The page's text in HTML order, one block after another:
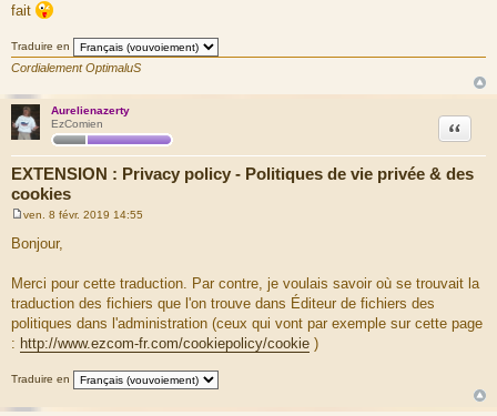
fait
Traduire en
Cordialement OptimaluS
Aurelienazerty
EzComien
EXTENSION : Privacy policy - Politiques de vie privée & des
cookies
Citation
e
s
a
g
e
ven. 8 févr. 2019 14:55
Bonjour,
Merci pour cette traduction. Par contre, je voulais savoir où se trouvait la
traduction des fichiers que l'on trouve dans Éditeur de fichiers des
politiques dans l'administration (ceux qui vont par exemple sur cette page
: http://www.ezcom-fr.com/cookiepolicy/cookie )
Traduire en